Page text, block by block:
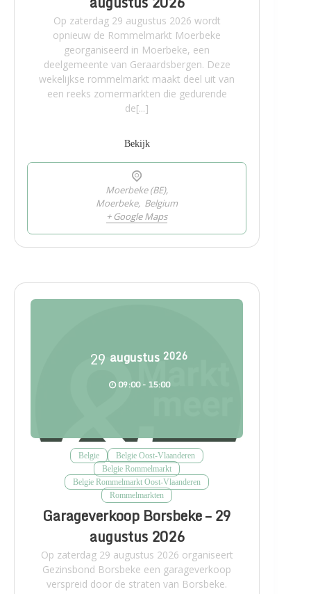
Op zaterdag 29 augustus 2026 wordt
opnieuw de Rommelmarkt Moerbeke
georganiseerd in Moerbeke, een
deelgemeente van Geraardsbergen. Deze
wekelijkse rommelmarkt maakt deel uit van
een reeks zomermarkten die gedurende
de[...]
Bekijk
Moerbeke (BE),
Moerbeke, Belgium
+ Google Maps
29 augustus 2026
09:00 - 15:00
Belgie
Belgie Oost-Vlaanderen
Belgie Rommelmarkt
Belgie Rommelmarkt Oost-Vlaanderen
Rommelmarkten
Garageverkoop Borsbeke – 29
augustus 2026
Op zaterdag 29 augustus 2026 organiseert
Gezinsbond Borsbeke een garageverkoop
verspreid door de straten van Borsbeke.